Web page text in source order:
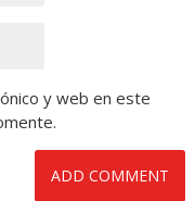
y web en este